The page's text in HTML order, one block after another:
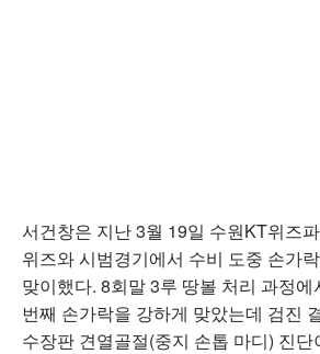
서건창은 지난 3월 19일 수원KT위즈
위즈와 시범경기에서 수비 도중 손가
맞이했다. 8회말 3루 땅볼 처리 과정
번째 손가락을 강하게 맞았는데 검진
수장판 견열골절(중지 손톱 마디) 진단